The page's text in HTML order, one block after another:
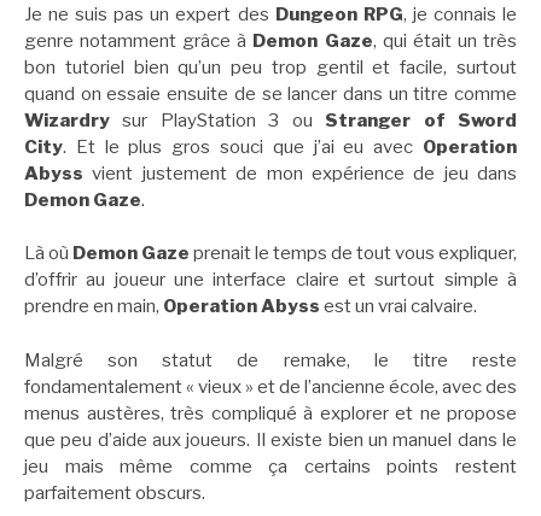
Je ne suis pas un expert des Dungeon RPG, je connais le
genre notamment grâce à Demon Gaze, qui était un très
bon tutoriel bien qu’un peu trop gentil et facile, surtout
quand on essaie ensuite de se lancer dans un titre comme
Wizardry sur PlayStation 3 ou Stranger of Sword
City. Et le plus gros souci que j’ai eu avec Operation
Abyss vient justement de mon expérience de jeu dans
Demon Gaze.
Là où Demon Gaze prenait le temps de tout vous expliquer,
d’offrir au joueur une interface claire et surtout simple à
prendre en main, Operation Abyss est un vrai calvaire.
Malgré son statut de remake, le titre reste
fondamentalement « vieux » et de l’ancienne école, avec des
menus austères, très compliqué à explorer et ne propose
que peu d’aide aux joueurs. Il existe bien un manuel dans le
jeu mais même comme ça certains points restent
parfaitement obscurs.